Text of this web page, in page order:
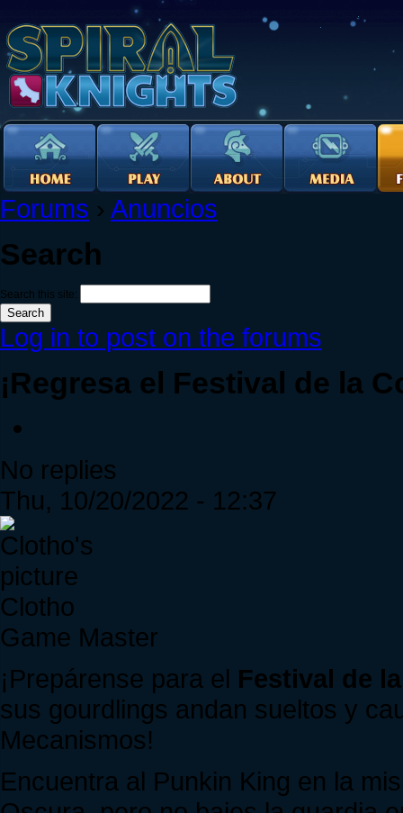
Forums › Anuncios
Search
Search this site:
Log in to post on the forums
¡Regresa el Festival de la
No replies
Thu, 10/20/2022 - 12:37
Clotho
Game Master
¡Prepárense para el Festival de
sus gourdlings andan sueltos y
Mecanismos!
Encuentra al Punkin King en la